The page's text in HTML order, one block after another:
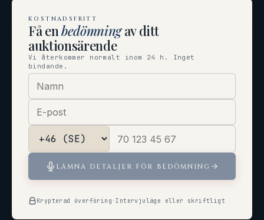
KOSTNADSFRITT
Få enbedömningav ditt
auktionsärende
Vi återkommer normalt inom 24 h. Inget
bindande.
LÄMNA DETALJER FÖR BEDÖMNING
Krypterad överföring ·Intervjuläge eller skriftligt